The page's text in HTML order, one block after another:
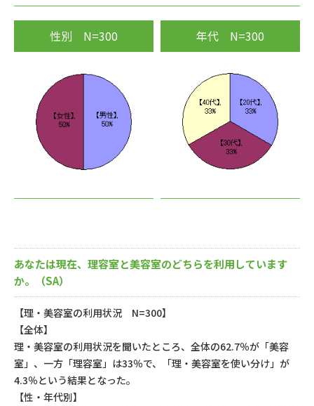
性別 N=300 年代 N=300
あなたは現在、理容室と美容室のどちらを利用しています
か。（SA）
【理・美容室の利用状況 N=300】
【全体】
理・美容室の利用状況を聞いたところ、全体の62.7％が「美容
室」、一方「理容室」は33％で、「理・美容室を使い分け」が
4.3％という結果となった。
【性・年代別】